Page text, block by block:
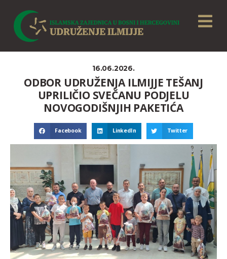
16.06.2026.
ODBOR UDRUŽENJA ILMIJJE TEŠANJ
UPRILIČIO SVEČANU PODJELU
NOVOGODIŠNJIH PAKETIĆA
Facebook LinkedIn Twitter